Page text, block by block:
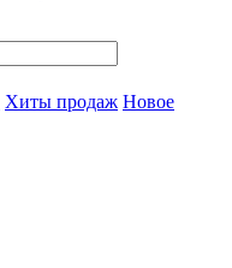
Хиты продаж Новое